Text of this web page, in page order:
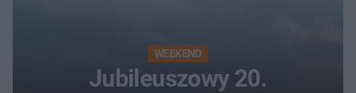
WEEKEND
Jubileuszowy 20.